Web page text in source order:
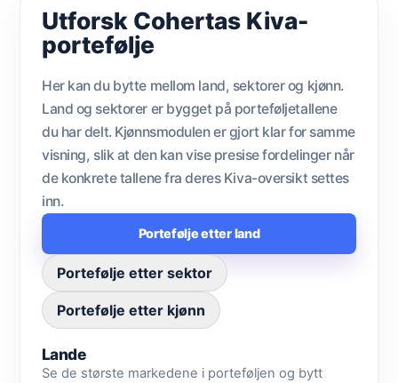
Utforsk Cohertas Kiva-
portefølje
Her kan du bytte mellom land, sektorer og kjønn.
Land og sektorer er bygget på porteføljetallene
du har delt. Kjønnsmodulen er gjort klar for samme
visning, slik at den kan vise presise fordelinger når
de konkrete tallene fra deres Kiva-oversikt settes
inn.
Portefølje etter land
Portefølje etter sektor
Portefølje etter kjønn
Lande
Se de største markedene i porteføljen og bytt